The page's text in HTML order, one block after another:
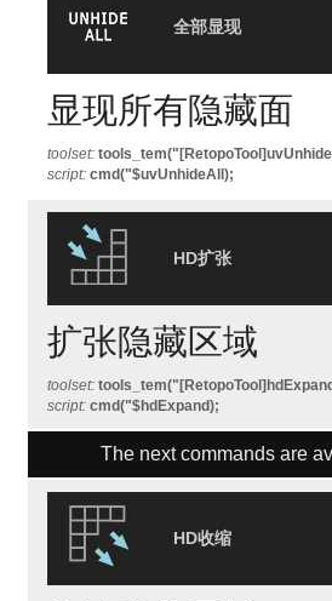
全部显现
显现所有隐藏面
toolset:
script: cmd("$uvUnhideAll);
HD扩张
扩张隐藏区域
toolset:
script: cmd("$hdExpand);
The next commands are
HD收缩